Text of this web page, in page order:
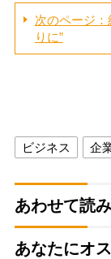
次のページ：
りに”
ビジネス 企
あわせて読
あなたにオ